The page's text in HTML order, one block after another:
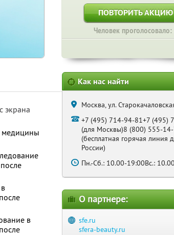
ПОВТОРИТЬ АКЦИЮ
Человек проголосовало:
экрана
медицины
в
Как нас найти
Москва, ул.
+7 (495) 714-94-81+7 (495)
(для Москвы)8 (800) 555-
(бесплатная горячая линия
России)
Пн.-Сб.: 10.00-19:00Вс.:
О партнере:
sfe.ru
sfera-beauty.ru